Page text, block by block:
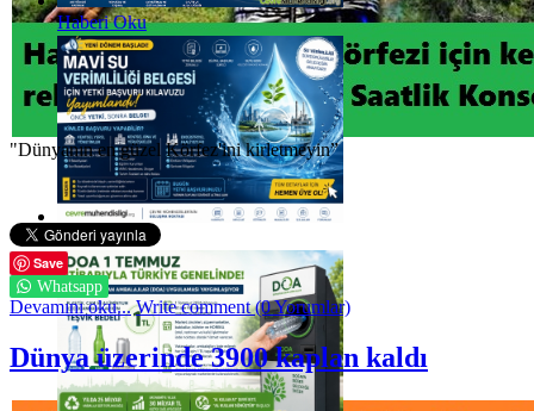
Haberi Oku
Haberi Oku
"Dünyanın en güzel Körfez'ini kirletmeyin”
Save
Whatsapp
Devamını oku... Write comment (0 Yorumlar)
Dünya üzerinde 3900 kaplan kaldı